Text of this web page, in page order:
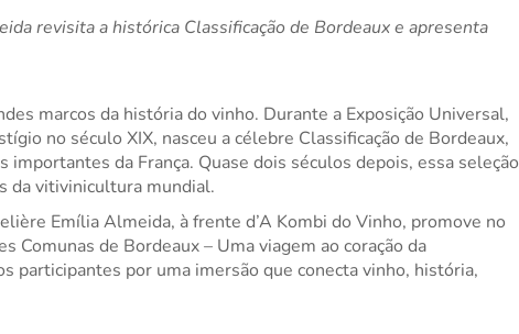
revisita a histórica Classificação de Bordeaux e apresenta
marcos da história do vinho. Durante a Exposição Universal,
no século XIX, nasceu a célebre Classificação de Bordeaux,
da França. Quase dois séculos depois, essa seleção
da vitivinicultura mundial.
Emília Almeida, à frente d’A Kombi do Vinho, promove no
Comunas de Bordeaux – Uma viagem ao coração da
participantes por uma imersão que conecta vinho, história,